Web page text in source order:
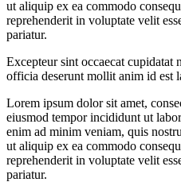
ut aliquip ex ea commodo
reprehenderit in voluptate velit
pariatur.
Excepteur sint occaecat cupidatat
officia deserunt mollit anim id est
Lorem ipsum dolor sit amet,
eiusmod tempor incididunt ut
enim ad minim veniam, quis
ut aliquip ex ea commodo
reprehenderit in voluptate velit
pariatur.